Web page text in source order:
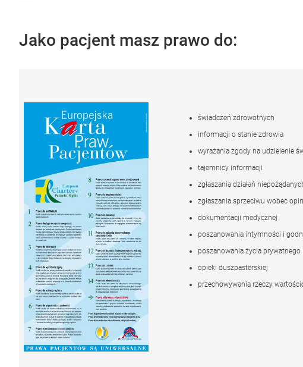
Jako pacjent masz prawo do:
świadczeń zdrowotnych
informacji o stanie zdrowia
wyrażania zgody na udzielenie
tajemnicy informacji
zgłaszania działań
zgłaszania sprzeciwu wobec
dokumentacji medycznej
poszanowania intymności i
poszanowania życia
opieki duszpasterskiej
przechowywania rzeczy